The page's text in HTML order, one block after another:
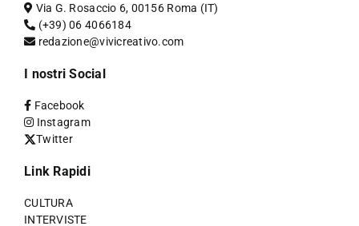
Via G. Rosaccio 6, 00156 Roma (IT)
(+39) 06 4066184
redazione@vivicreativo.com
I nostri Social
Facebook
Instagram
Twitter
Link Rapidi
CULTURA
INTERVISTE